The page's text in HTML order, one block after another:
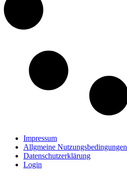
Impressum
Allgmeine Nutzungsbedingungen
Datenschutzerklärung
Login